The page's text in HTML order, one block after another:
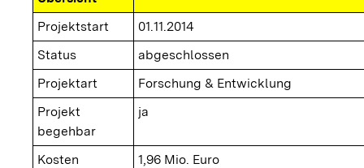
Projektstart
01.11.2014
Status
abgeschlossen
Projektart
Forschung & Entwicklung
Projekt
begehbar
ja
Kosten
1,96 Mio. Euro